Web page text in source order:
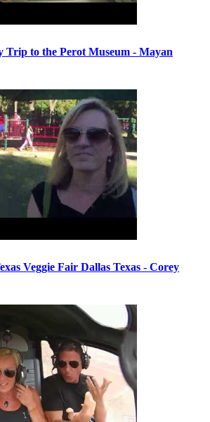
Trip to the Perot Museum - Mayan
Veggie Fair Dallas Texas - Corey